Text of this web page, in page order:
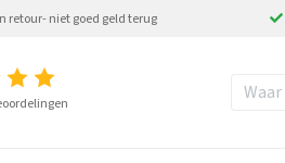
retour- niet goed geld terug